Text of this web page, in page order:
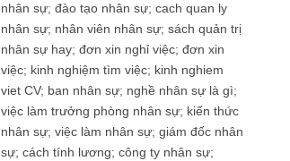
nhân sự; đào tạo nhân sự; cach quan ly
nhân sự; nhân viên nhân sự; sách quản trị
nhân sự hay; đơn xin nghỉ việc; đơn xin
việc; kinh nghiệm tìm việc; kinh nghiem
viet CV; ban nhân sự; nghề nhân sự là gì;
việc làm trưởng phòng nhân sự; kiến thức
nhân sự; việc làm nhân sự; giám đốc nhân
sự; cách tính lương; công ty nhân sự;